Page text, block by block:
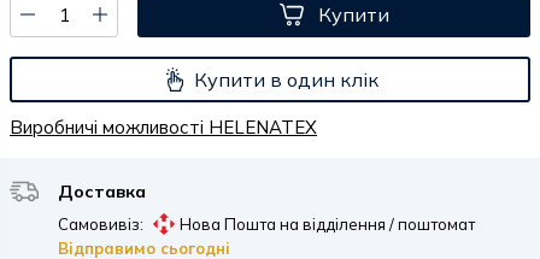
Купити
Купити в один клік
Виробничі можливості HELENATEX
Доставка
Самовивіз:
Нова Пошта на відділення / поштомат
Відправимо сьогодні